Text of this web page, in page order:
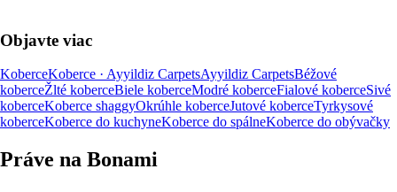
Objavte viac
KoberceKoberce · Ayyildiz CarpetsAyyildiz CarpetsBéžové
koberceŽlté koberceBiele koberceModré koberceFialové koberceSivé
koberceKoberce shaggyOkrúhle koberceJutové koberceTyrkysové
koberceKoberce do kuchyneKoberce do spálneKoberce do obývačky
Práve na Bonami